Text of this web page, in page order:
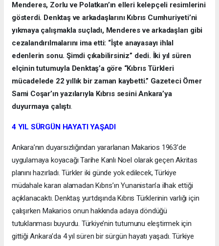
Menderes, Zorlu ve Polatkan’ın elleri kelepçeli resimlerini
gösterdi. Denktaş ve arkadaşlarını Kıbrıs Cumhuriyeti’ni
yıkmaya çalışmakla suçladı, Menderes ve arkadaşları gibi
cezalandırılmalarını ima etti: “İşte anayasayı ihlal
edenlerin sonu. Şimdi çıkabilirsiniz” dedi. İki yıl süren
elçinin tutumuyla Denktaş’a göre “Kıbrıs Türkleri
mücadelede 22 yıllık bir zaman kaybetti.” Gazeteci Ömer
Sami Coşar’ın yazılarıyla Kıbrıs sesini Ankara’ya
duyurmaya çalıştı.
4 YIL SÜRGÜN HAYATI YAŞADI
Ankara’nın duyarsızlığından yararlanan Makarios 1963’de
uygulamaya koyacağı Tarihe Kanlı Noel olarak geçen Akritas
planını hazırladı. Türkler iki günde yok edilecek, Türkiye
müdahale kararı alamadan Kıbrıs’ın Yunanistan’a ilhak ettiği
açıklanacaktı. Denktaş yurtdışında Kıbrıs Türklerinin varlığı için
çalışırken Makarios onun hakkında adaya döndüğü
tutuklanması buyurdu. Türkiye’nin tutumunu eleştirmek için
gittiği Ankara’da 4 yıl süren bir sürgün hayatı yaşadı. Türkiye